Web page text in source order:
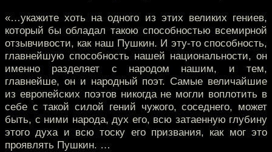
«…укажите хоть на одного из этих великих гениев,
который бы обладал такою способностью всемирной
отзывчивости, как наш Пушкин. И эту-то способность,
главнейшую способность нашей национальности, он
именно разделяет с народом нашим, и тем,
главнейше, он и народный поэт. Самые величайшие
из европейских поэтов никогда не могли воплотить в
себе с такой силой гений чужого, соседнего, может
быть, с ними народа, дух его, всю затаенную глубину
этого духа и всю тоску его призвания, как мог это
проявлять Пушкин. …